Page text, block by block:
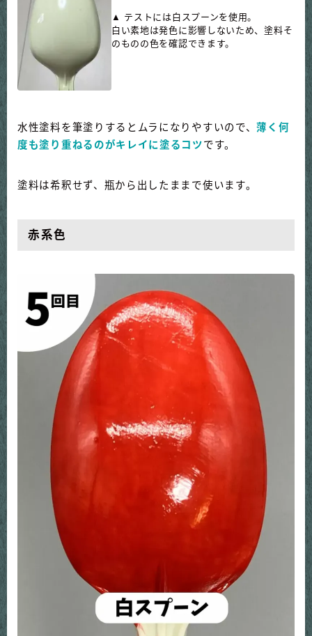
▲ テストには白スプーンを使用。
白い素地は発色に影響しないため、塗料そ
のものの色を確認できます。
水性塗料を筆塗りするとムラになりやすいので、薄く何
度も塗り重ねるのがキレイに塗るコツです。
塗料は希釈せず、瓶から出したままで使います。
赤系色